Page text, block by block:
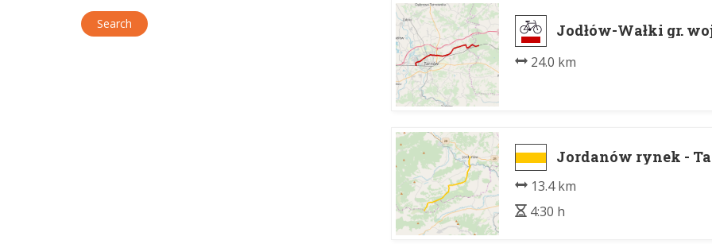
Jodłów-Wałki gr.
24.0 km
Jordanów rynek -
13.4 km
4:30 h